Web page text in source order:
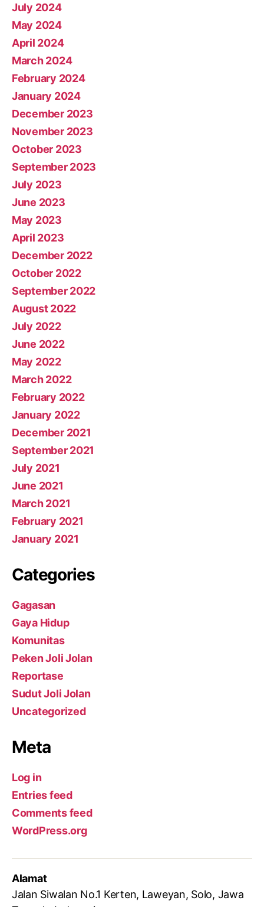
July 2024
May 2024
April 2024
March 2024
February 2024
January 2024
December 2023
November 2023
October 2023
September 2023
July 2023
June 2023
May 2023
April 2023
December 2022
October 2022
September 2022
August 2022
July 2022
June 2022
May 2022
March 2022
February 2022
January 2022
December 2021
September 2021
July 2021
June 2021
March 2021
February 2021
January 2021
Categories
Gagasan
Gaya Hidup
Komunitas
Peken Joli Jolan
Reportase
Sudut Joli Jolan
Uncategorized
Meta
Log in
Entries feed
Comments feed
WordPress.org
Alamat
Jalan Siwalan No.1 Kerten, Laweyan, Solo, Jawa